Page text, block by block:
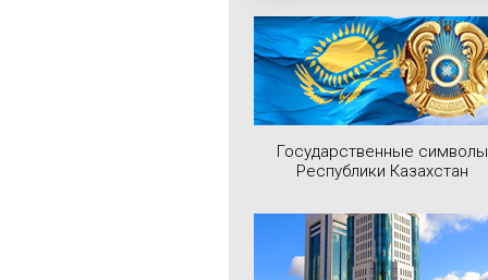
Государственные символы
Республики Казахстан